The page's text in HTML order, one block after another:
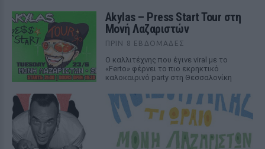
Akylas – Press Start Tour στη
Μονή Λαζαριστών
ΠΡΙΝ 8 ΕΒΔΟΜΆΔΕΣ
Ο καλλιτέχνης που έγινε viral με το
«Ferto» φέρνει το πιο εκρηκτικό
καλοκαιρινό party στη Θεσσαλονίκη